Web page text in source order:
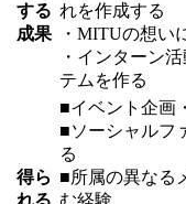
する
成果
れを作成する
・MITUの想い
・インターン
テムを作る
得ら
■イベント企画
■ソーシャルフ
る
■所属の異なる